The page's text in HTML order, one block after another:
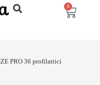
0
PRO 36 profilattici